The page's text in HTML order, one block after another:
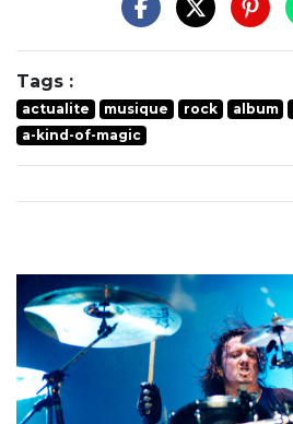
Tags :
actualite musique rock album
a-kind-of-magic